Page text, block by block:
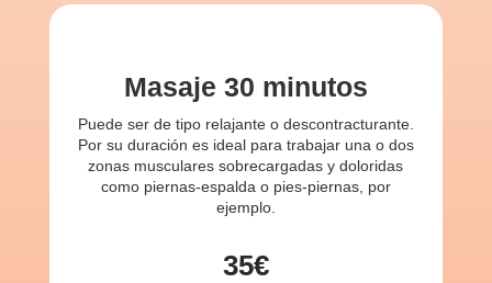
Masaje 30 minutos
Puede ser de tipo relajante o descontracturante.
Por su duración es ideal para trabajar una o dos
zonas musculares sobrecargadas y doloridas
como piernas-espalda o pies-piernas, por
ejemplo.
35€